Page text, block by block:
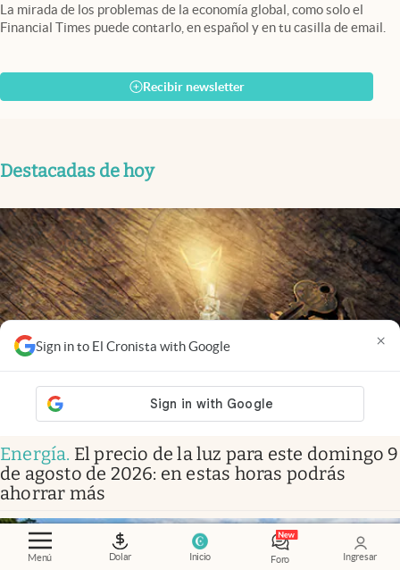
Menú Dolar Inicio Foro Ingresar
Sign in to El Cronista with Google ×
La mirada de los problemas de la economía global, como solo el
Financial Times puede contarlo, en español y en tu casilla de email.
Recibir newsletter
Destacadas de hoy
Energía. El precio de la luz para este domingo 9
de agosto de 2026: en estas horas podrás
ahorrar más